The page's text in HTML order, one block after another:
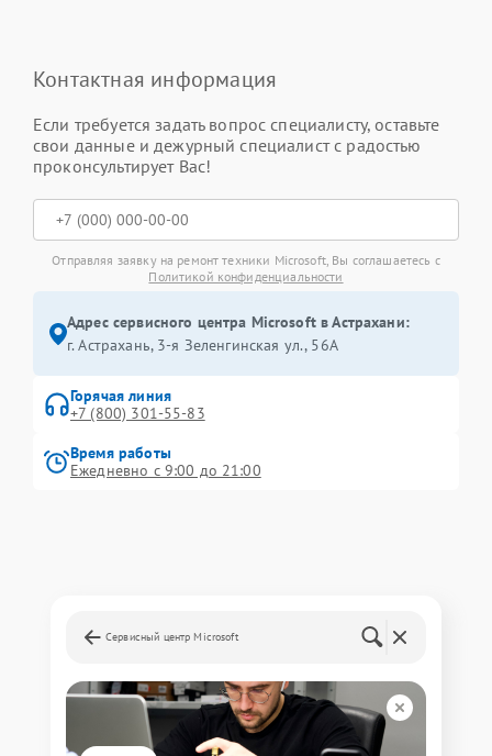
Контактная информация
Если требуется задать вопрос специалисту, оставьте
свои данные и дежурный специалист с радостью
проконсультирует Вас!
Отправляя заявку на ремонт техники Microsoft, Вы соглашаетесь с
Политикой конфиденциальности
Адрес сервисного центра Microsoft в Астрахани:
г. Астрахань, 3-я Зеленгинская ул., 56А
Горячая линия
+7 (800) 301-55-83
Время работы
Ежедневно с 9:00 до 21:00
Сервисный центр Microsoft